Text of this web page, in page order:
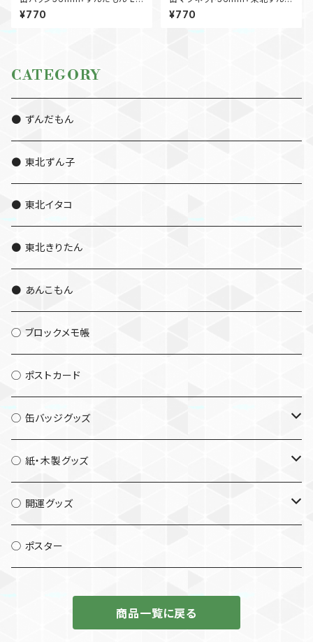
S-KB-AP56ZM05
¥770
LCS-KB-MG56ZK05
¥770
CATEGORY
● ずんだもん
● 東北ずん子
● 東北イタコ
● 東北きりたん
● あんこもん
◯ ブロックメモ帳
◯ ポストカード
◯ 缶バッジグッズ
└ 缶バッジ56mm
└ 缶バッジ32mm
└ 缶マグネット
└ 缶キーホルダー32mm
◯ 紙・木製グッズ
└ キーホルダー
└ マグネット
◯ 開運グッズ
└ 木札
◯ ポスター
商品一覧に戻る